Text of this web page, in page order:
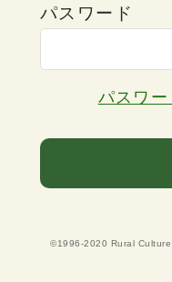
パスワード
パスワー
©1996-2020 Rural